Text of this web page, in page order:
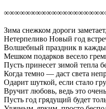
Зима снежком дороги заметает,
Нетерпеливо Новый год
Волшебный праздник в
Мешком подарков весело
Пусть принесет зимой тепла
Когда темно — даст света
Одарит шуткой, если стало
Вручит любовь, ведь это
Пусть год грядущий будет